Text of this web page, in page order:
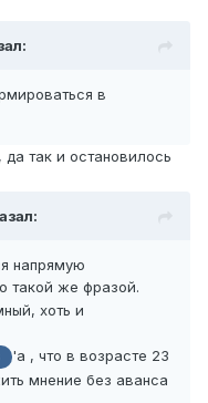
в
так и остановилось
напрямую
такой же фразой.
хоть и
'a , что в возрасте 23
мнение без аванса